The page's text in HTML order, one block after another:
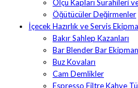
Ölçü Kapları Sürahileri
Öğütücüler Değirmenler
İçecek Hazırlık ve Servis
Bakır Sahlep Kazanları
Bar Blender Bar
Buz Kovaları
Cam Demlikler
Espresso Filtre Kahve